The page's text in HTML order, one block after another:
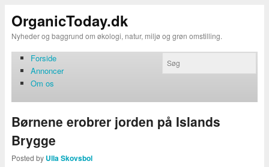
OrganicToday.dk
Nyheder og baggrund om økologi, natur, miljø og grøn omstilling.
Forside
Annoncer
Om os
Børnene erobrer jorden på Islands
Brygge
Posted by Ulla Skovsbol